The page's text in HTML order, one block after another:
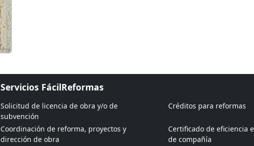
Servicios FácilReformas
Solicitud de licencia de obra y/o de
subvención
Créditos para reformas
Coordinación de reforma, proyectos y
dirección de obra
Certificado de eficiencia
de compañía